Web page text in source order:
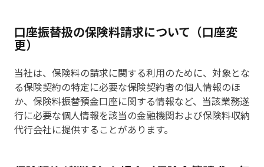
口座振替扱の保険料請求について（口座変
更）
当社は、保険料の請求に関する利用のために、対象とな
る保険契約の特定に必要な保険契約者の個人情報のほ
か、保険料振替預金口座に関する情報など、当該業務遂
行に必要な個人情報を該当の金融機関および保険料収納
代行会社に提供することがあります。